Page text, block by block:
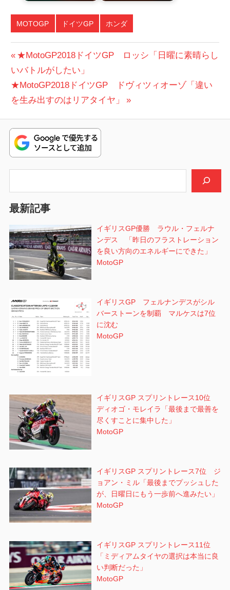
MOTOGP ドイツGP ホンダ
投
稿
ナ
ビ
ゲ
ー
ン
前
の
投
稿:
★MotoGP2018ドイツGP ロッシ「日曜に素晴らし
いバトルがしたい」
次
の
稿:
★MotoGP2018ドイツGP ドヴィツィオーゾ「違い
を生み出すのはリアタイヤ」
最新記事
イギリスGP優勝 ラウル・フェルナ
ンデス 「昨日のフラストレーション
を良い方向のエネルギーにできた」
MotoGP
イギリスGP フェルナンデスがシル
バーストーンを制覇 マルケスは7位
に沈む
MotoGP
イギリスGP スプリントレース10位
ディオゴ・モレイラ「最後まで最善を
尽くすことに集中した」
MotoGP
イギリスGP スプリントレース7位 ジ
ョアン・ミル「最後までプッシュした
が、日曜日にもう一歩前へ進みたい」
MotoGP
イギリスGP スプリントレース11位
「ミディアムタイヤの選択は本当に良
い判断だった」
MotoGP